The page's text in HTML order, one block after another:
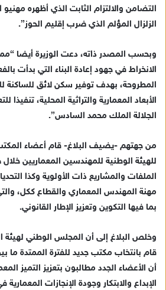
التضامن والالتزام الثابت الذي أظهره مهنيو
الزلزال المؤلم الذي ضرب إقليم الحوز”.
وبحسب المصدر ذاته، دعت الوزيرة أيضا
الانخراط في جهود إعادة البناء التي بدأت
المطروحة، بهدف توفير سكن لائق للساكنة
الأبعاد المعمارية والتراثية المحلية،
الجلالة الملك محمد السادس”.
من جهتهم -يضيف البلاغ- قام أعضاء
للهيئة الوطنية للمهندسين المعماريين خلال
الملفات والمشاريع ذات الأولوية وكذا
مهنة المهندس المعماري والقطاع ككل،
بما فيها التكوين وتعزيز الإطار القانوني.
وخلص البلاغ إلى أن المجلس الوطني لهيئة
أن الأعضاء الجدد مطالبون بتعزيز التميز
الإبداع والابتكار وجودة الإنجازات المعمارية